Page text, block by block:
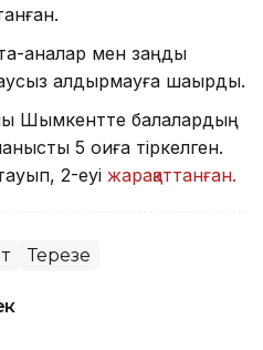
аналар мен заңды
қалдырмауға шақырды.
Шымкентте балалардың
5 оқиға тіркелген.
2-еуі жарақаттанған.
Терезе